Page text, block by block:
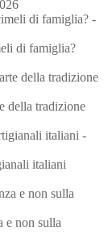
di famiglia?
della tradizione
italiani
e non sulla